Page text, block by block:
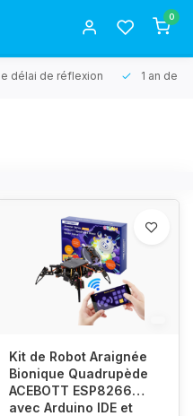
0
délai de réflexion 1 an de
Kit de Robot Araignée
Bionique Quadrupède
ACEBOTT ESP8266
avec Arduino IDE et